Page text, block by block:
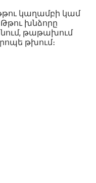
կաղամբի կամ
խնձորը
թաթախում
թխում։